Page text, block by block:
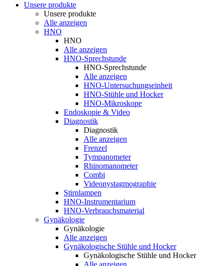
Unsere produkte
Unsere produkte
Alle anzeigen
HNO
HNO
Alle anzeigen
HNO-Sprechstunde
HNO-Sprechstunde
Alle anzeigen
HNO-Untersuchungseinheit
HNO-Stühle und Hocker
HNO-Mikroskope
Endoskopie & Video
Diagnostik
Diagnostik
Alle anzeigen
Frenzel
Tympanometer
Rhinomanometer
Combi
Videonystagmographie
Stirnlampen
HNO-Instrumentarium
HNO-Verbrauchsmaterial
Gynäkologie
Gynäkologie
Alle anzeigen
Gynäkologische Stühle und Hocker
Gynäkologische Stühle und Hocker
Alle anzeigen